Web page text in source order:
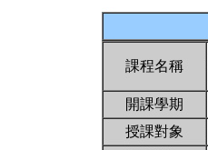
課程名稱
開課學期
授課對象